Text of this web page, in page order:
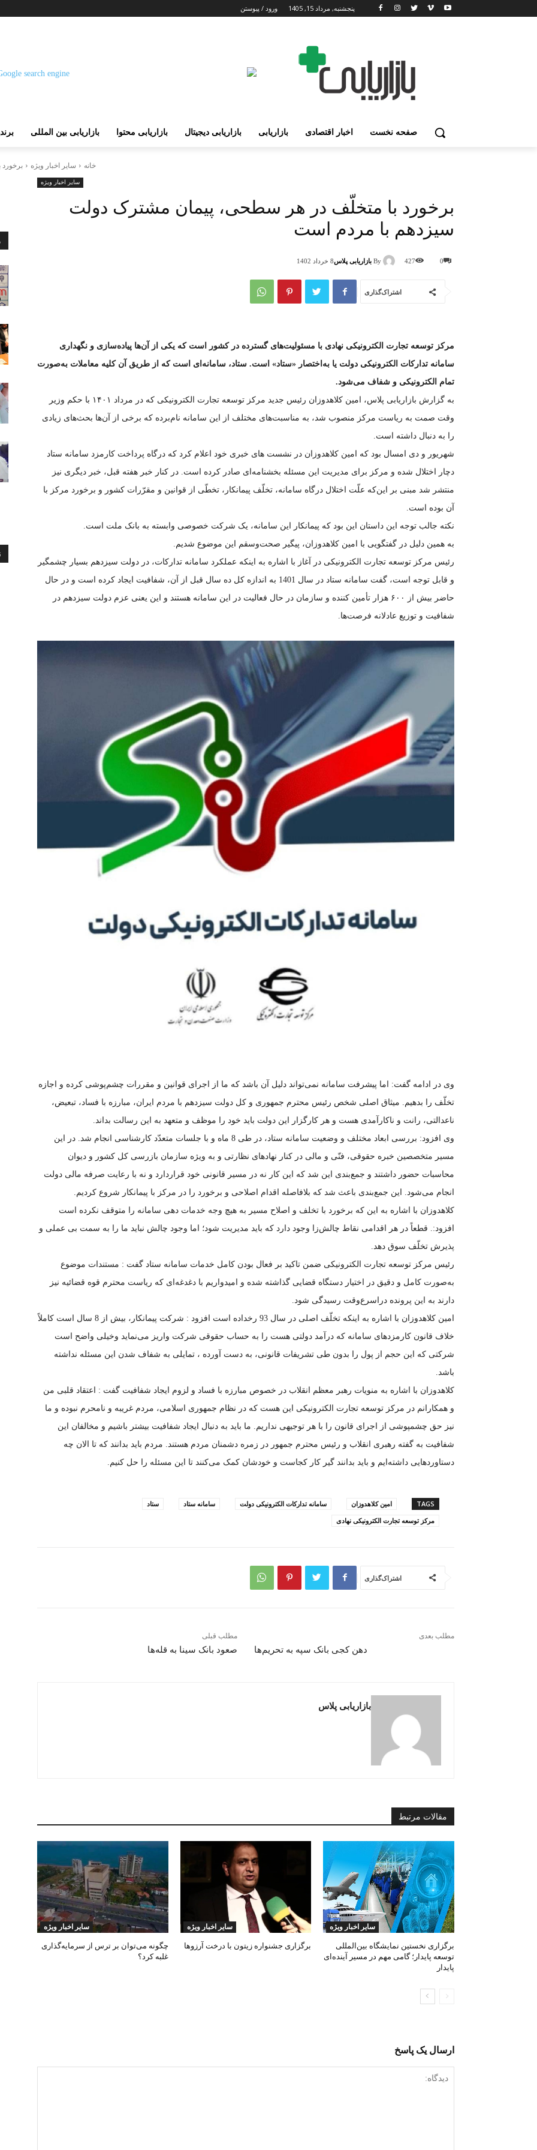
پنجشنبه, مرداد 15, 1405 ورود / پیوستن
صفحه نخست اخبار اقتصادی بازاریابی بازاریابی دیجیتال بازاریابی محتوا بازاریابی بین المللی
خانه سایر اخبار ویژه
سایر اخبار ویژه
برخورد با متخلّف در هر سطحی، پیمان مشترک دولت
سیزدهم با مردم است
By بازاریابی پلاس8 خرداد 1402 0
427
اشتراک‌گذاری
مرکز توسعه تجارت الکترونیکی نهادی با مسئولیت‌های گسترده در کشور است که یکی از آن‌‌ها پیاده‌سازی و نگهداری
سامانه تدارکات الکترونیکی دولت یا به‌اختصار «ستاد» است. ستاد، سامانه‌ای است که از طریق آن کلیه معاملات به‌صورت
تمام الکترونیکی و شفاف می‌شود.
به گزارش بازاریابی پلاس، امین کلاهدوزان رئیس جدید مرکز توسعه تجارت الکترونیکی که در مرداد ۱۴۰۱ با حکم وزیر
وقت صمت به ریاست مرکز منصوب شد، به مناسبت‌های مختلف از این سامانه نام‌برده که برخی از آن‌ها بحث‌های زیادی
را به دنبال داشته است.
شهریور و دی امسال بود که امین کلاهدوزان در نشست های خبری خود اعلام کرد که درگاه پرداخت کارمزد سامانه ستاد
دچار اختلال شده و مرکز برای مدیریت این مسئله بخشنامه‌ای صادر کرده است. در کنار خبر هفته قبل، خبر دیگری نیز
منتشر شد مبنی بر این‌که علّت اختلال درگاه سامانه، تخلّف پیمانکار، تخطّی از قوانین و مقرّرات کشور و برخورد مرکز با
آن بوده است.
نکته جالب‌ توجه این داستان این بود که پیمانکار این سامانه، یک شرکت خصوصی وابسته به بانک ملت است.
به همین دلیل در گفتگویی با امین کلاهدوزان، پیگیر صحت‌وسقم این موضوع شدیم.
رئیس مرکز توسعه تجارت الکترونیکی در آغاز با اشاره به اینکه عملکرد سامانه تدارکات، در دولت سیزدهم بسیار چشمگیر
و قابل توجه است، گفت سامانه ستاد در سال 1401 به اندازه کل ده سال قبل از آن، شفافیت ایجاد کرده است و در حال
حاضر بیش از ۶۰۰ هزار تأمین کننده و سازمان در حال فعالیت در این سامانه هستند و این یعنی عزم دولت سیزدهم در
شفافیت و توزیع عادلانه فرصت‌ها.
وی در ادامه گفت: اما پیشرفت سامانه نمی‌تواند دلیل آن باشد که ما از اجرای قوانین و مقررات چشم‌پوشی کرده و اجازه
تخلّف را بدهیم. میثاق اصلی شخص رئیس محترم جمهوری و کل دولت سیزدهم با مردم ایران، مبارزه با فساد، تبعیض،
ناعدالتی، رانت و ناکارآمدی هست و هر کارگزار این دولت باید خود را موظف و متعهد به این رسالت بداند.
وی افزود: بررسی ابعاد مختلف و وضعیت سامانه ستاد، در طی 8 ماه و با جلسات متعدّد کارشناسی انجام شد. در این
مسیر متخصصین خبره حقوقی، فنّی و مالی در کنار نهادهای نظارتی و به ویژه سازمان بازرسی کل کشور و دیوان
محاسبات حضور داشتند و جمع‌بندی این شد که این کار نه در مسیر قانونی خود قراردارد و نه با رعایت صرفه مالی دولت
انجام می‌شود. این جمع‌بندی باعث شد که بلافاصله اقدام اصلاحی و برخورد را در مرکز با پیمانکار شروع کردیم.
کلاهدوزان با اشاره به این که برخورد با تخلف و اصلاح مسیر به هیچ وجه خدمات دهی سامانه را متوقف نکرده است
افزود:. قطعاً در هر اقدامی نقاط چالش‌زا وجود دارد که باید مدیریت شود؛ اما وجود چالش‌ نباید ما را به سمت بی عملی و
پذیرش تخلّف سوق دهد.
رئیس مرکز توسعه تجارت الکترونیکی ضمن تاکید بر فعال بودن کامل خدمات سامانه ستاد گفت : مستندات موضوع
به‌صورت کامل و دقیق در اختیار دستگاه قضایی گذاشته شده و امیدواریم با دغدغه‌ای که ریاست محترم قوه قضائیه نیز
دارند به این پرونده دراسرع‌وقت رسیدگی شود.
امین کلاهدوزان با اشاره به اینکه تخلّف اصلی در سال 93 رخداده است افزود : شرکت پیمانکار، بیش از 8 سال است کاملاً
خلاف قانون کارمزدهای سامانه که درآمد دولتی هست را به حساب حقوقی شرکت واریز می‌نماید وخیلی واضح است
شرکتی که این حجم از پول را بدون طی تشریفات قانونی، به دست آورده ، تمایلی به شفاف شدن این مسئله نداشته
باشد.
کلاهدوزان با اشاره به منویات رهبر معظم انقلاب در خصوص مبارزه با فساد و لزوم ایجاد شفافیت گفت : اعتقاد قلبی من
و همکارانم در مرکز توسعه تجارت الکترونیکی این هست که در نظام جمهوری اسلامی، مردم غریبه و نامحرم نبوده و ما
نیز حق چشمپوشی از اجرای قانون را با هر توجیهی نداریم. ما باید به دنبال ایجاد شفافیت بیشتر باشیم و مخالفان این
شفافیت به گفته رهبری انقلاب و رئیس محترم جمهور در زمره دشمنان مردم هستند. مردم باید بدانند که تا الان چه
دستاوردهایی داشته‌ایم و باید بدانند گیر کار کجاست و خودشان کمک می‌کنند تا این مسئله را حل کنیم.
TAGS امین کلاهدوزان سامانه تدارکات الکترونیکی دولت سامانه ستاد
ستاد
مرکز توسعه تجارت الکترونیکی نهادی
اشتراک‌گذاری
مطلب قبلی
صعود بانک سینا به قله‌ها
مطلب بعدی
دهن کجی بانک سپه به تحریم‌ها
بازاریابی پلاس
مقالات مرتبط
سایر اخبار ویژه
برگزاری نخستین نمایشگاه بین‌المللی
توسعه پایدار؛ گامی مهم در مسیر آینده‌ای
پایدار
سایر اخبار ویژه
برگزاری جشنواره زیتون با درخت آرزوها
سایر اخبار ویژه
چگونه می‌توان بر ترس از سرمایه‌گذاری
غلبه کرد؟
ارسال یک پاسخ